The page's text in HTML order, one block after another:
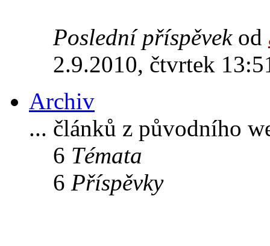
Poslední příspěvekod
2.9.2010, čtvrtek
Archiv
... článků z původního
6 Témata
6 Příspěvky